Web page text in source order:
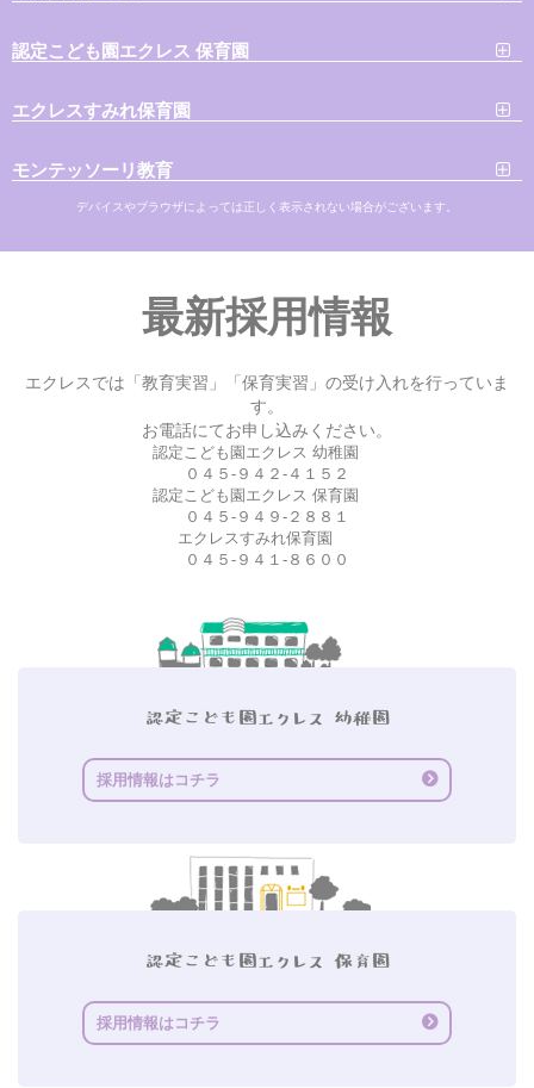
認定こども園エクレス 保育園
エクレスすみれ保育園
モンテッソーリ教育
デバイスやブラウザによっては正しく表示されない場合がございます。
最新採用情報
エクレスでは「教育実習」「保育実習」の受け入れを行っていま
す。
お電話にてお申し込みください。
認定こども園エクレス 幼稚園
０４５-９４２-４１５２
認定こども園エクレス 保育園
０４５-９４９-２８８１
エクレスすみれ保育園
０４５-９４１-８６００
採用情報はコチラ
採用情報はコチラ